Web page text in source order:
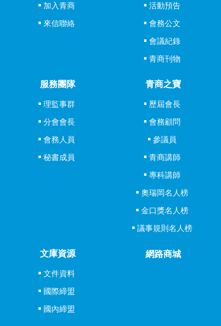
加入青商
來信聯絡
活動預告
會務公文
會議紀錄
青商刊物
服務團隊
理監事群
分會會長
會務人員
秘書成員
青商之寶
歷屆會長
會務顧問
參議員
青商講師
專科講師
奧瑞岡名人榜
金口獎名人榜
議事規則名人榜
文庫資源
文件資料
國際締盟
國內締盟
網路商城